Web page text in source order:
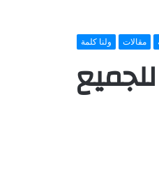
مقالات ولنا كلمة